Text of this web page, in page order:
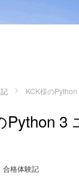
KCK様の
Python 3
合格体験記